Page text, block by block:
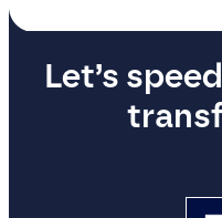
Let’s